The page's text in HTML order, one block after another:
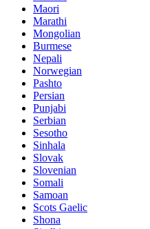
Maori
Marathi
Mongolian
Burmese
Nepali
Norwegian
Pashto
Persian
Punjabi
Serbian
Sesotho
Sinhala
Slovak
Slovenian
Somali
Samoan
Scots Gaelic
Shona